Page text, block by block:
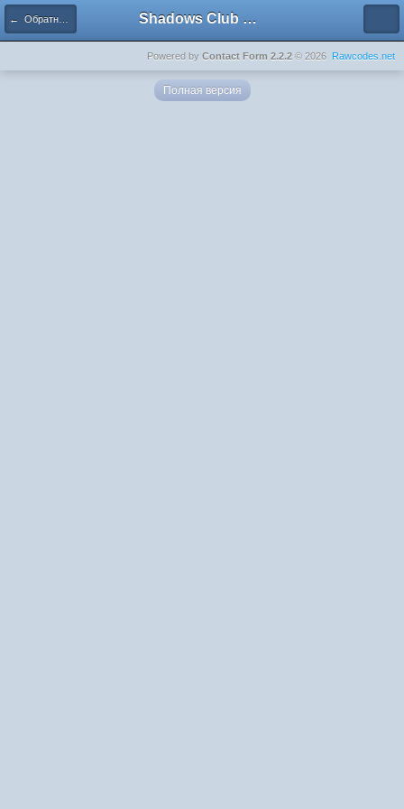
← Обратная связь Shadows Club Russia
Powered by Contact Form 2.2.2 © 2026 Rawcodes.net
Полная версия